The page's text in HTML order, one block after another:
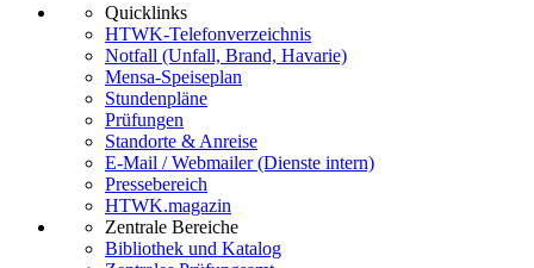
Quicklinks
HTWK-Telefonverzeichnis
Notfall (Unfall, Brand, Havarie)
Mensa-Speiseplan
Stundenpläne
Prüfungen
Standorte & Anreise
E-Mail / Webmailer (Dienste intern)
Pressebereich
HTWK.magazin
Zentrale Bereiche
Bibliothek und Katalog